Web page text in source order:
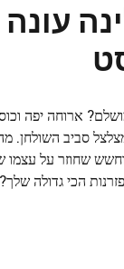
ארוחה יפה
סביב השולחן.
שחוזר על עצמו
הכי גדולה